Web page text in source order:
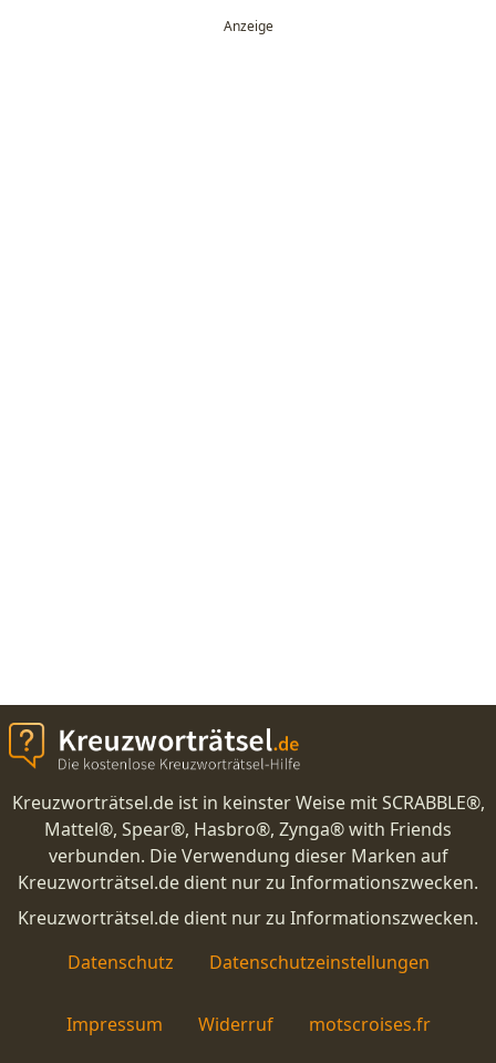
Kreuzworträtsel.de ist in keinster Weise mit SCRABBLE®,
Mattel®, Spear®, Hasbro®, Zynga® with Friends
verbunden. Die Verwendung dieser Marken auf
Kreuzworträtsel.de dient nur zu Informationszwecken.
Kreuzworträtsel.de dient nur zu Informationszwecken.
Datenschutz
Datenschutzeinstellungen
Impressum Widerruf motscroises.fr